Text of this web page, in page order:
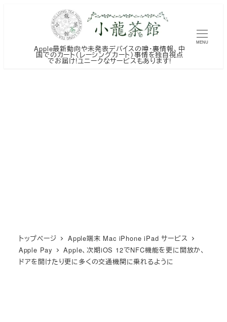
Apple最新動向や未発表デバイスの噂・裏情報、中
国でのカート（レーシングカート）事情を独自視点
でお届け!ユニークなサービスもあります!
MENU
トップページ
Apple端末 Mac iPhone iPad サービス
Apple Pay
Apple、次期iOS 12でNFC機能を更に開放か、
ドアを開けたり更に多くの交通機関に乗れるように